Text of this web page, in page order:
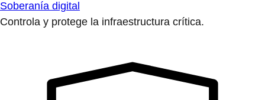
Soberanía digital
Controla y protege la infraestructura crítica.